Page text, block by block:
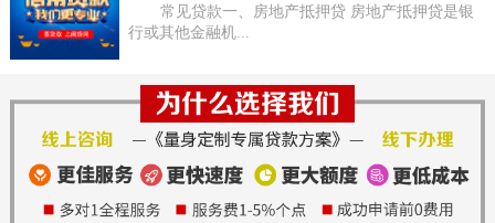
常见贷款一、房地产抵押贷 房地产抵押贷是银
行或其他金融机...